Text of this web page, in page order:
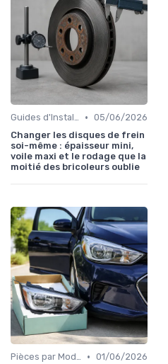
Guides d'Installation et de Réparation • 05/06/2026
Changer les disques de frein
soi-même : épaisseur mini,
voile maxi et le rodage que la
moitié des bricoleurs oublie
Pièces par Modèle de Voiture • 01/06/2026